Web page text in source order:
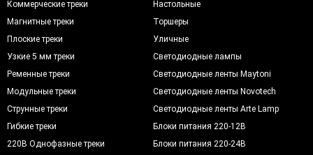
Коммерческие треки
Магнитные треки
Плоские треки
Узкие 5 мм треки
Ременные треки
Модульные треки
Струнные треки
Гибкие треки
220В Однофазные треки
Настольные
Торшеры
Уличные
Светодиодные лампы
Светодиодные ленты Maytoni
Светодиодные ленты Novotech
Светодиодные ленты Arte Lamp
Блоки питания 220-12В
Блоки питания 220-24В